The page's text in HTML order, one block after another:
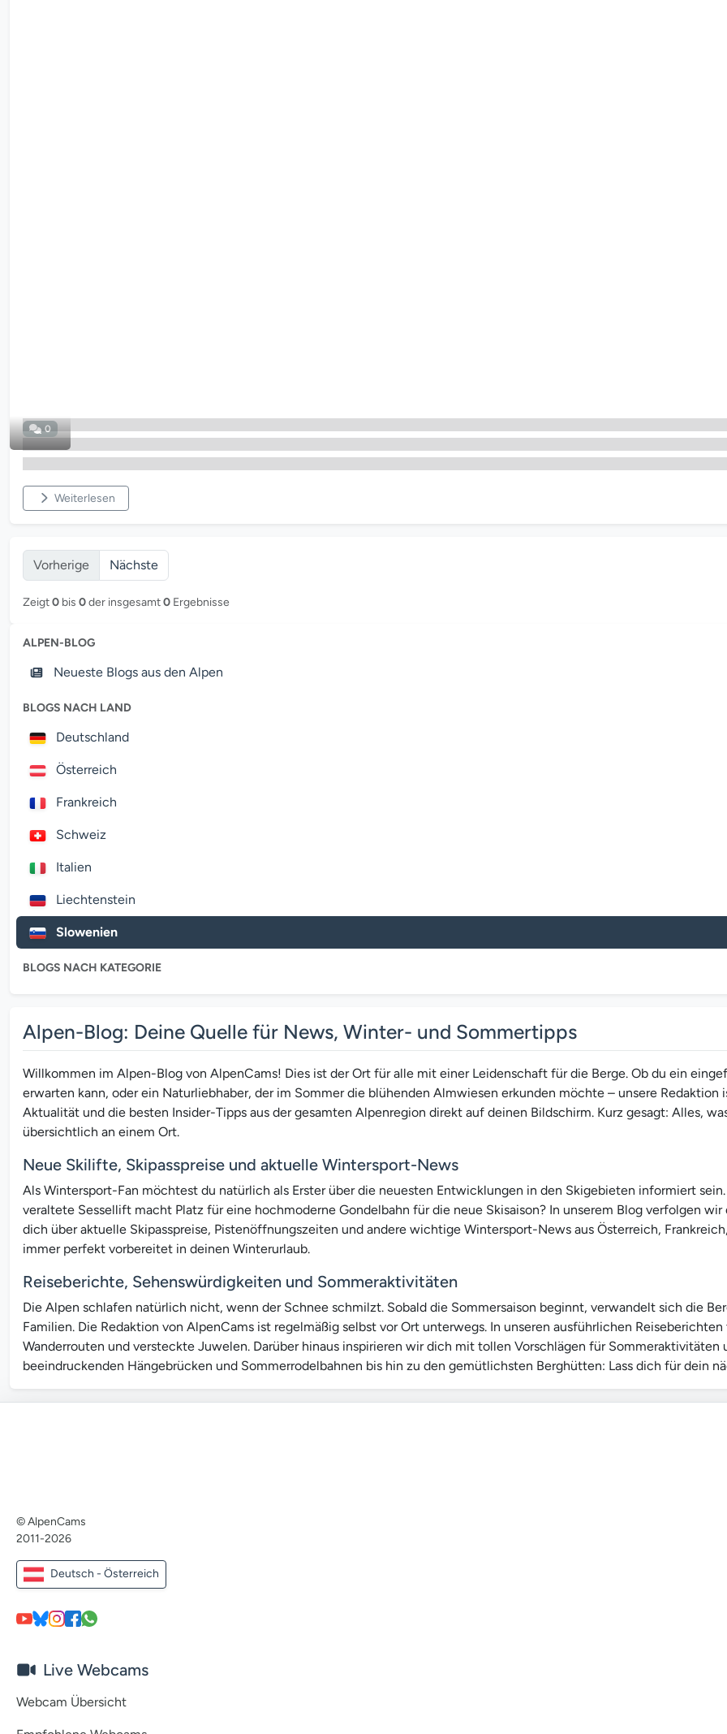
0
Weiterlesen
Vorherige Nächste
Zeigt0 bis 0der insgesamt0 Ergebnisse
ALPEN-BLOG
Neueste Blogs aus den Alpen
BLOGS NACH LAND
Deutschland
Österreich
Frankreich
Schweiz
Italien
Liechtenstein
Slowenien
BLOGS NACH KATEGORIE
Alpen-Blog: Deine Quelle für News, Winter- und Sommertipps
Willkommen im Alpen-Blog von AlpenCams! Dies ist der Ort für alle mit einer Leidenschaft für die Berge. Ob du ein
erwarten kann, oder ein Naturliebhaber, der im Sommer die blühenden Almwiesen erkunden möchte – unsere
Aktualität und die besten Insider-Tipps aus der gesamten Alpenregion direkt auf deinen Bildschirm. Kurz gesagt: Alles,
übersichtlich an einem Ort.
Neue Skilifte, Skipasspreise und aktuelle Wintersport-News
Als Wintersport-Fan möchtest du natürlich als Erster über die neuesten Entwicklungen in den Skigebieten informiert
veraltete Sessellift macht Platz für eine hochmoderne Gondelbahn für die neue Skisaison? In unserem Blog verfolgen
dich über aktuelle Skipasspreise, Pistenöffnungszeiten und andere wichtige Wintersport-News aus Österreich,
immer perfekt vorbereitet in deinen Winterurlaub.
Reiseberichte, Sehenswürdigkeiten und Sommeraktivitäten
Die Alpen schlafen natürlich nicht, wenn der Schnee schmilzt. Sobald die Sommersaison beginnt, verwandelt sich die
Familien. Die Redaktion von AlpenCams ist regelmäßig selbst vor Ort unterwegs. In unseren ausführlichen
Wanderrouten und versteckte Juwelen. Darüber hinaus inspirieren wir dich mit tollen Vorschlägen für Sommeraktivitäten
beeindruckenden Hängebrücken und Sommerrodelbahnen bis hin zu den gemütlichsten Berghütten: Lass dich für dein
© AlpenCams
2011-2026
Deutsch - Österreich
Live Webcams
Webcam Übersicht